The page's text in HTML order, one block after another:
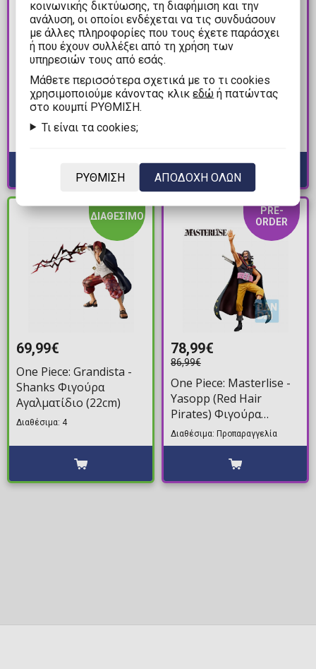
32,99€
34,99€
Umamusume Cinderella
Gray: Relax Time -
Tamamo Cross
Φιγούρα Αγαλματίδιο
32,99€
Mobile Suit Gundam
GQuuuuuuX - Char
ΔΙΑΘΕΣΙΜΟ
69,99€
One Piece: Grandista -
Shanks Φιγούρα
Αγαλματίδιο (22cm)
Διαθέσιμα: 4
PRE-
ORDER
78,99€
86,99€
One Piece: Masterlise -
Yasopp (Red Hair
Pirates) Φιγούρα
Αγαλματίδιο (21cm)
Διαθέσιμα: Προπαραγγελία
κοινωνικής δικτύωσης, τη διαφήμιση και την
ανάλυση, οι οποίοι ενδέχεται να τις συνδυάσουν
με άλλες πληροφορίες που τους έχετε παράσχει
ή που έχουν συλλέξει από τη χρήση των
υπηρεσιών τους από εσάς.
Mάθετε περισσότερα σχετικά με το τι cookies
χρησιμοποιούμε κάνοντας κλικεδώ ή πατώντας
στο κουμπί ΡΥΘΜΙΣΗ.
Τι είναι τα cookies;
ΡΥΘΜΙΣΗ ΑΠΟΔΟΧΗ ΟΛΩΝ